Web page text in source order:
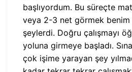
başlıyordum. Bu süreçte
veya 2-3 net görmek benim
şeylerdi. Doğru çalışmayı
yoluna girmeye başladı.
çok işime yarayan şey